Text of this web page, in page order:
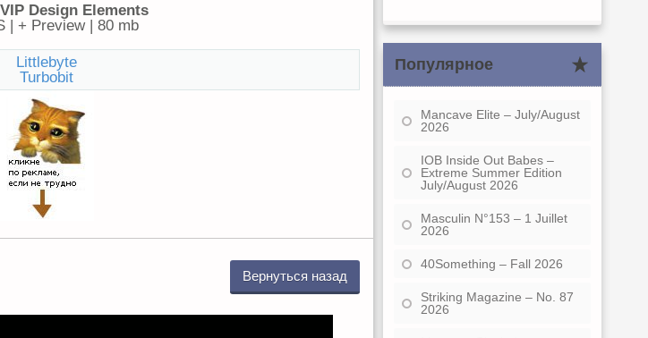
Design Elements
| + Preview | 80 mb
Littlebyte
Turbobit
Вернуться назад
Популярное
Mancave Elite – July/August
2026
IOB Inside Out Babes –
Extreme Summer Edition
July/August 2026
Masculin N°153 – 1 Juillet
2026
40Something – Fall 2026
Striking Magazine – No. 87
2026